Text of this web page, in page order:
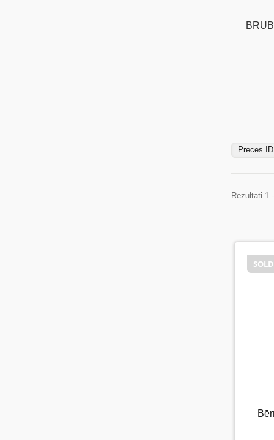
Preces
Rezultāti 1
SOLD